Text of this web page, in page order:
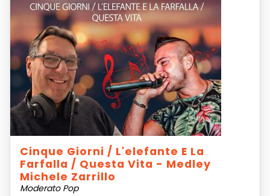
Cinque Giorni / L'elefante E La
Farfalla / Questa Vita - Medley
Michele Zarrillo
Moderato Pop